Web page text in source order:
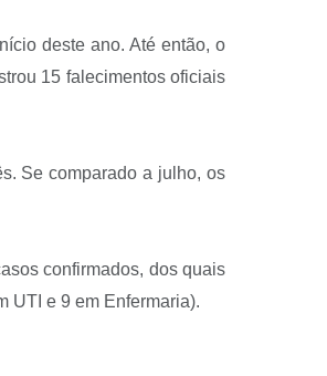
deste ano. Até então, o
15 falecimentos oficiais
Se comparado a julho, os
confirmados, dos quais
UTI e 9 em Enfermaria).